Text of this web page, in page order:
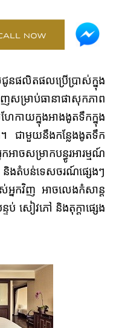
ផលិតផលប្រើប្រាស់ក្នុង
ម្រាប់ធានាផាសុកភាព
កាយក្នុងអាងងូតទឹកក្នុង
ជាមួយនឹងកន្លែងងូតទឹក
សម្រាកបន្ធូរអារម្មណ៍
និងតំបន់ទេសចរណ៍ផ្សេងៗ
នកវិញ អាចលេងកំសាន្ត
ប់ សៀវភៅ និងតុក្តាផ្សេង